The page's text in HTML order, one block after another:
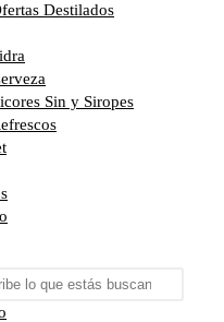
Destilados
Sin y Siropes